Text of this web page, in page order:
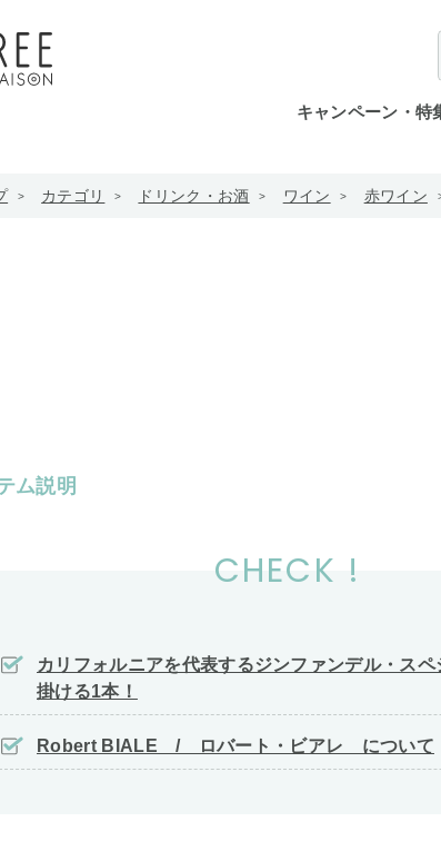
キャンペーン・特
カテゴリ ドリンク・お酒 ワイン 赤ワイン
ム説明
CHECK !
カリフォルニアを代表するジンファンデル・ス
掛ける1本！
Robert BIALE / ロバート・ビアレ について